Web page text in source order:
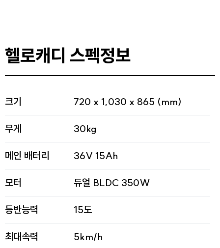
헬로캐디 스펙정보
크기 720 x 1,030 x 865 (mm)
무게 30kg
메인 배터리 36V 15Ah
모터 듀얼 BLDC 350W
등반능력 15도
최대속력 5km/h